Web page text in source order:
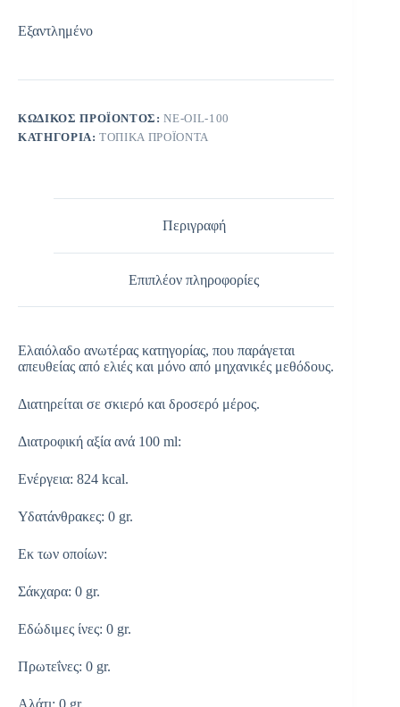
Εξαντλημένο
ΚΩΔΙΚΌΣ ΠΡΟΪΌΝΤΟΣ:NE-OIL-100
ΚΑΤΗΓΟΡΊΑ:ΤΟΠΙΚΆ ΠΡΟΪΌΝΤΑ
Περιγραφή
Επιπλέον πληροφορίες
Ελαιόλαδο ανωτέρας κατηγορίας, που παράγεται
απευθείας από ελιές και μόνο από μηχανικές μεθόδους.
Διατηρείται σε σκιερό και δροσερό μέρος.
Διατροφική αξία ανά 100 ml:
Ενέργεια: 824 kcal.
Υδατάνθρακες: 0 gr.
Εκ των οποίων:
Σάκχαρα: 0 gr.
Εδώδιμες ίνες: 0 gr.
Πρωτεΐνες: 0 gr.